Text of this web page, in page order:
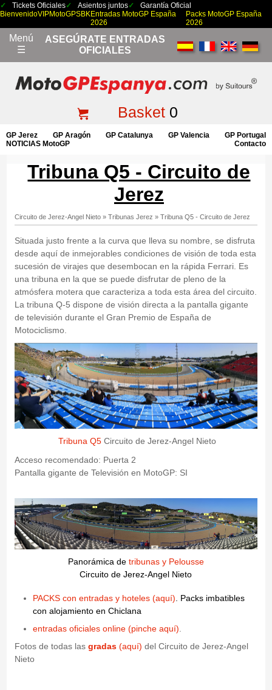
Tickets Oficiales Asientos juntos
Garantía Oficial
BienvenidoVIPMotoGPSBKEntradas MotoGP España
2026
Packs MotoGP España
2026
Menú
☰
ASEGÚRATE ENTRADAS
OFICIALES
Basket0
GP Jerez GP Aragón GP Catalunya GP Valencia
GP Portugal
NOTICIAS MotoGP
Contacto
Tribuna Q5 - Circuito de
Jerez
Circuito de Jerez-Angel Nieto» Tribunas Jerez » Tribuna Q5 - Circuito de Jerez
Situada justo frente a la curva que lleva su nombre, se disfruta
desde aquí de inmejorables condiciones de visión de toda esta
sucesión de virajes que desembocan en la rápida Ferrari. Es
una tribuna en la que se puede disfrutar de pleno de la
atmósfera motera que caracteriza a toda esta área del circuito.
La tribuna Q-5 dispone de visión directa a la pantalla gigante
de televisión durante el Gran Premio de España de
Motociclismo.
Tribuna Q5Circuito de Jerez-Angel Nieto
Acceso recomendado: Puerta 2
Pantalla gigante de Televisión en MotoGP: SI
Panorámica de tribunas y Pelousse
Circuito de Jerez-Angel Nieto
PACKS con entradas y hoteles (aquí). Packs imbatibles
con alojamiento en Chiclana
entradas oficiales online (pinche aquí).
Fotos de todas las gradas(aquí) del Circuito de Jerez-Angel
Nieto